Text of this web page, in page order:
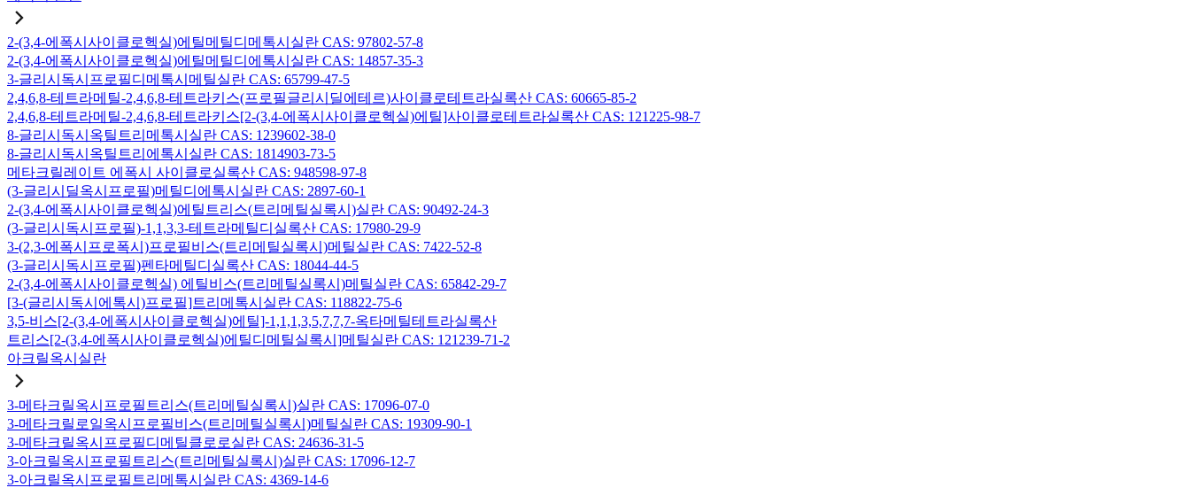
2-(3,4-에폭시사이클로헥실)에틸메틸디메톡시실란 CAS: 97802-57-8
2-(3,4-에폭시사이클로헥실)에틸메틸디에톡시실란 CAS: 14857-35-3
3-글리시독시프로필디메톡시메틸실란 CAS: 65799-47-5
2,4,6,8-테트라메틸-2,4,6,8-테트라키스(프로필글리시딜에테르)사이클로테트라실록산 CAS: 60665-85-2
2,4,6,8-테트라메틸-2,4,6,8-테트라키스[2-(3,4-에폭시사이클로헥실)에틸]사이클로테트라실록산 CAS: 121225-98-7
8-글리시독시옥틸트리메톡시실란 CAS: 1239602-38-0
8-글리시독시옥틸트리에톡시실란 CAS: 1814903-73-5
메타크릴레이트 에폭시 사이클로실록산 CAS: 948598-97-8
(3-글리시딜옥시프로필)메틸디에톡시실란 CAS: 2897-60-1
2-(3,4-에폭시사이클로헥실)에틸트리스(트리메틸실록시)실란 CAS: 90492-24-3
(3-글리시독시프로필)-1,1,3,3-테트라메틸디실록산 CAS: 17980-29-9
3-(2,3-에폭시프로폭시)프로필비스(트리메틸실록시)메틸실란 CAS: 7422-52-8
(3-글리시독시프로필)펜타메틸디실록산 CAS: 18044-44-5
2-(3,4-에폭시사이클로헥실) 에틸비스(트리메틸실록시)메틸실란 CAS: 65842-29-7
[3-(글리시독시에톡시)프로필]트리메톡시실란 CAS: 118822-75-6
3,5-비스[2-(3,4-에폭시사이클로헥실)에틸]-1,1,1,3,5,7,7,7-옥타메틸테트라실록산
트리스[2-(3,4-에폭시사이클로헥실)에틸디메틸실록시]메틸실란 CAS: 121239-71-2
아크릴옥시실란
3-메타크릴옥시프로필트리스(트리메틸실록시)실란 CAS: 17096-07-0
3-메타크릴로일옥시프로필비스(트리메틸실록시)메틸실란 CAS: 19309-90-1
3-메타크릴옥시프로필디메틸클로로실란 CAS: 24636-31-5
3-아크릴옥시프로필트리스(트리메틸실록시)실란 CAS: 17096-12-7
3-아크릴옥시프로필트리메톡시실란 CAS: 4369-14-6